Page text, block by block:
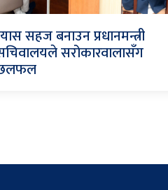
सहज बनाउन प्रधानमन्त्री
सरोकारवालासँग